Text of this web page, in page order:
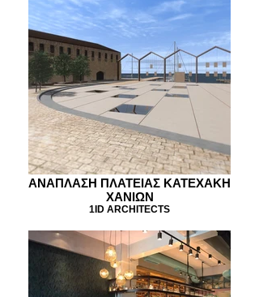
ΑΝΑΠΛΑΣΗ ΠΛΑΤΕΙΑΣ ΚΑΤΕΧΑΚΗ
ΧΑΝΙΩΝ
1ID ARCHITECTS